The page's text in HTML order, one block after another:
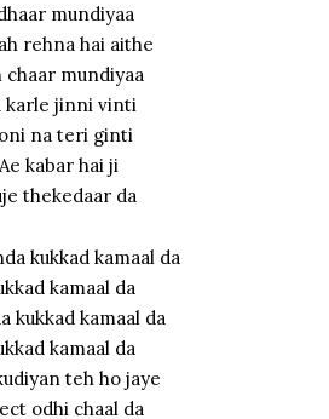
mundiyaa
rehna hai aithe
chaar mundiyaa
karle jinni vinti
na teri ginti
Ae kabar hai ji
thekedaar da
kukkad kamaal da
kamaal da
kukkad kamaal da
kamaal da
teh ho jaye
odhi chaal da